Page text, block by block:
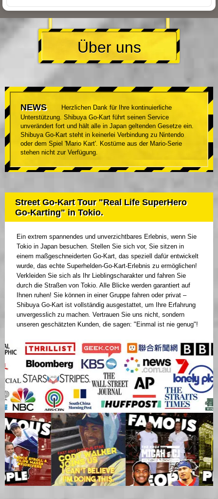
Über uns
NEWS
Herzlichen Dank für Ihre kontinuierliche
Unterstützung. Shibuya Go-Kart führt seinen Service
unverändert fort und hält alle in Japan geltenden Gesetze ein.
Shibuya Go-Kart steht in keinerlei Verbindung zu Nintendo
oder dem Spiel 'Mario Kart'. Kostüme aus der Mario-Serie
stehen nicht zur Verfügung.
Street Go-Kart Tour "Real Life SuperHero
Go-Karting" in Tokio.
Ein extrem spannendes und unverzichtbares Erlebnis, wenn Sie
Tokio in Japan besuchen. Stellen Sie sich vor, Sie sitzen in
einem maßgeschneiderten Go-Kart, das speziell dafür entwickelt
wurde, das echte Superhelden-Go-Kart-Erlebnis zu ermöglichen!
Verkleiden Sie sich als Ihr Lieblingscharakter und fahren Sie
durch die Straßen von Tokio. Alle Blicke werden garantiert auf
Ihnen ruhen! Sie können in einer Gruppe fahren oder privat –
Shibuya Go-Kart ist vollständig ausgestattet, um Ihre Erfahrung
unvergesslich zu machen. Vertrauen Sie uns nicht, sondern
unseren geschätzten Kunden, die sagen: "Einmal ist nie genug"!